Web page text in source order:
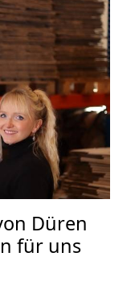
Düren
für uns